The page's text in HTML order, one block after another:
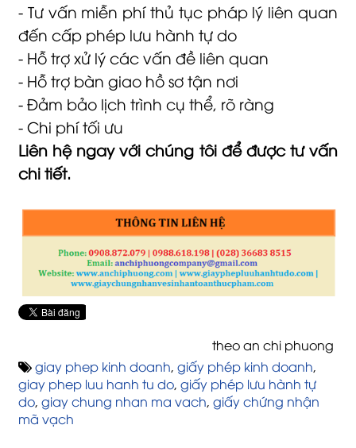
- Tư vấn miễn phí thủ tục pháp lý liên quan
đến cấp phép lưu hành tự do
- Hỗ trợ xử lý các vấn đề liên quan
- Hỗ trợ bàn giao hồ sơ tận nơi
- Đảm bảo lịch trình cụ thể, rõ ràng
- Chi phí tối ưu
Liên hệ ngay với chúng tôi để được tư vấn
chi tiết.
theo an chi phuong
giay phep kinh doanh, giấy phép kinh doanh,
giay phep luu hanh tu do, giấy phép lưu hành tự
do, giay chung nhan ma vach, giấy chứng nhận
mã vạch